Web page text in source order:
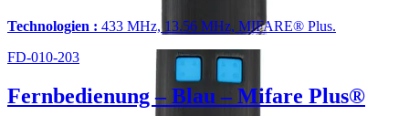
Technologien : 433 MHz, 13.56 MHz, MIFARE® Plus.
FD-010-203
Fernbedienung – Blau – Mifare Plus®